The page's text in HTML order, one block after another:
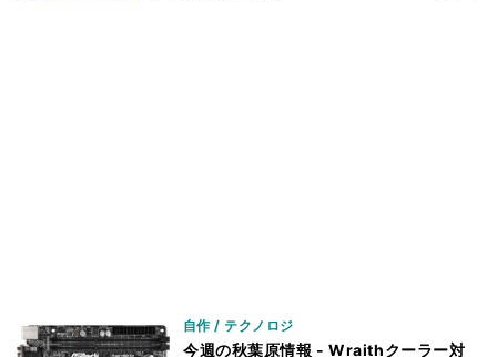
自作 / テクノロジ
今週の秋葉原情報 - Wraithクーラー対